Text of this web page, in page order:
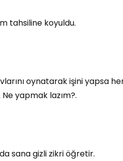
tahsiline koyuldu.
oynatarak işini yapsa
yapmak lazım?.
sana gizli zikri öğretir.